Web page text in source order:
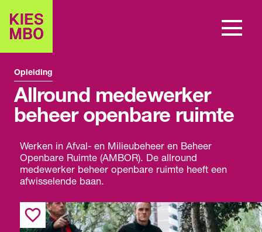
Opleiding
Allround medewerker
beheer openbare ruimte
Werken in Afval- en Milieubeheer en Beheer
Openbare Ruimte (AMBOR). De allround
medewerker beheer openbare ruimte heeft een
afwisselende baan.